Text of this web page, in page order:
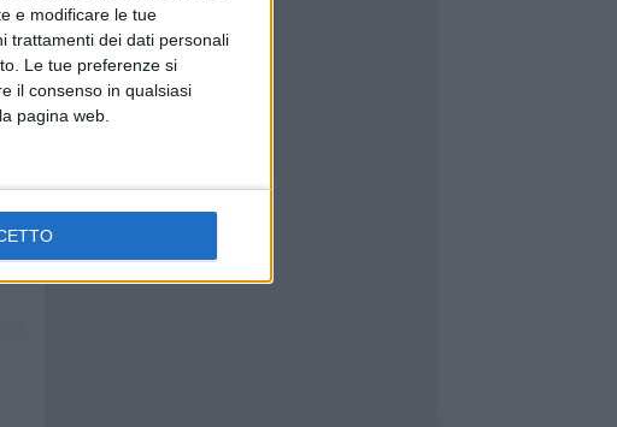
e modificare le tue
trattamenti dei dati personali
Le tue preferenze si
il consenso in qualsiasi
pagina web.